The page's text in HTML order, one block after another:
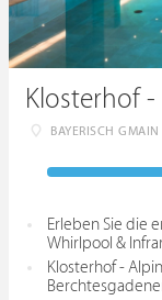
BAYERISCH GMAIN
Erleben Sie die
Whirlpool &
Klosterhof -